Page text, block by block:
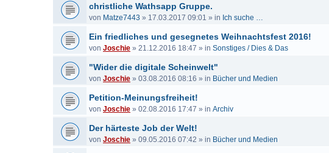
christliche Wathsapp Gruppe.
von Matze7443 » 17.03.2017 09:01 » in Ich suche …
Ein friedliches und gesegnetes Weihnachtsfest 2016!
von Joschie » 21.12.2016 18:47 » in Sonstiges / Dies & Das
"Wider die digitale Scheinwelt"
von Joschie » 03.08.2016 08:16 » in Bücher und Medien
Petition-Meinungsfreiheit!
von Joschie » 02.08.2016 17:47 » in Archiv
Der härteste Job der Welt!
von Joschie » 09.05.2016 07:42 » in Bücher und Medien